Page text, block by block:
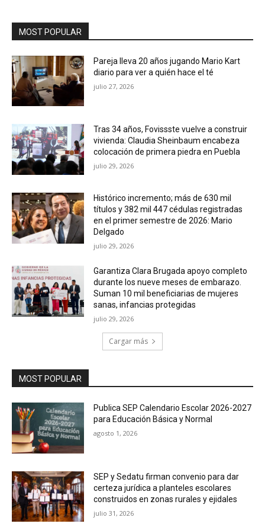
MOST POPULAR
Pareja lleva 20 años jugando Mario Kart
diario para ver a quién hace el té
julio 27, 2026
Tras 34 años, Fovissste vuelve a construir
vivienda: Claudia Sheinbaum encabeza
colocación de primera piedra en Puebla
julio 29, 2026
Histórico incremento; más de 630 mil
títulos y 382 mil 447 cédulas registradas
en el primer semestre de 2026: Mario
Delgado
julio 29, 2026
Garantiza Clara Brugada apoyo completo
durante los nueve meses de embarazo.
Suman 10 mil beneficiarias de mujeres
sanas, infancias protegidas
julio 29, 2026
Cargar más
MOST POPULAR
Publica SEP Calendario Escolar 2026-2027
para Educación Básica y Normal
agosto 1, 2026
SEP y Sedatu firman convenio para dar
certeza jurídica a planteles escolares
construidos en zonas rurales y ejidales
julio 31, 2026